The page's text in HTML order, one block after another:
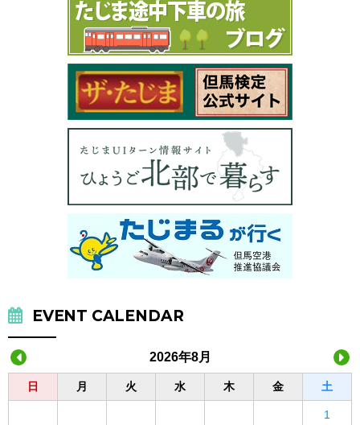
EVENT CALENDAR
2026年8月
日 月 火 水 木 金 土
1